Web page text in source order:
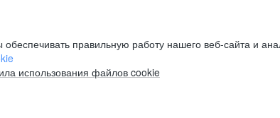
правильную работу нашего веб-сайта и
использования файлов cookie